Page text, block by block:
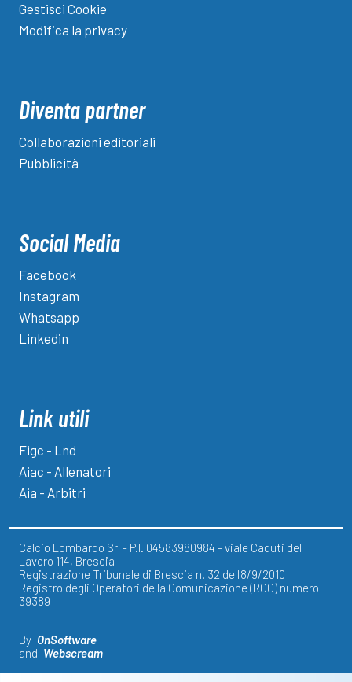
Gestisci Cookie
Modifica la privacy
Diventa partner
Collaborazioni editoriali
Pubblicità
Social Media
Facebook
Instagram
Whatsapp
Linkedin
Link utili
Figc - Lnd
Aiac - Allenatori
Aia - Arbitri
Calcio Lombardo Srl - P.I. 04583980984 - viale Caduti del
Lavoro 114, Brescia
Registrazione Tribunale di Brescia n. 32 dell'8/9/2010
Registro degli Operatori della Comunicazione (ROC) numero
39389
By OnSoftware
and Webscream